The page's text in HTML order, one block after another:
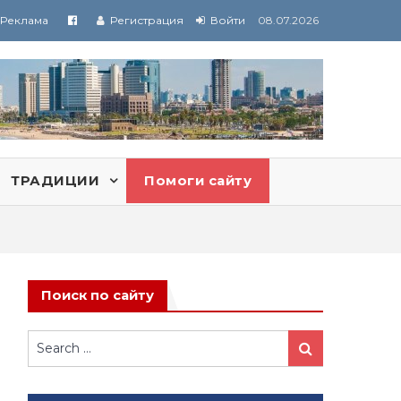
Реклама Регистрация Войти 08.07.2026
ТРАДИЦИИ Помоги сайту
Поиск по сайту
Search
for:
Search